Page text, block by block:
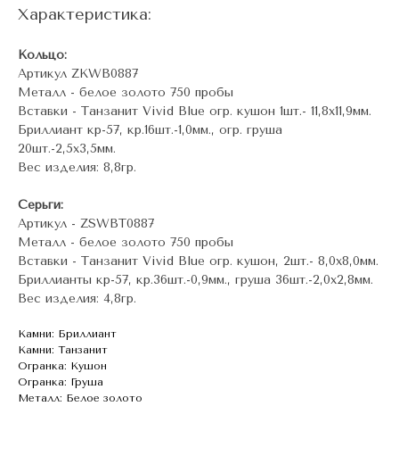
Характеристика:
Кольцо:
Артикул ZKWB0887
Металл - белое золото 750 пробы
Вставки - Танзанит Vivid Blue огр. кушон 1шт.- 11,8х11,9мм.
Бриллиант кр-57, кр.16шт.-1,0мм., огр. груша
20шт.-2,5х3,5мм.
Вес изделия: 8,8гр.
Серьги:
Артикул - ZSWBT0887
Металл - белое золото 750 пробы
Вставки - Танзанит Vivid Blue огр. кушон, 2шт.- 8,0х8,0мм.
Бриллианты кр-57, кр.36шт.-0,9мм., груша 36шт.-2,0х2,8мм.
Вес изделия: 4,8гр.
Камни: Бриллиант
Камни: Танзанит
Огранка: Кушон
Огранка: Груша
Металл: Белое золото